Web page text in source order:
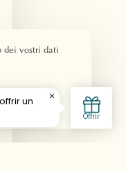
dei vostri dati